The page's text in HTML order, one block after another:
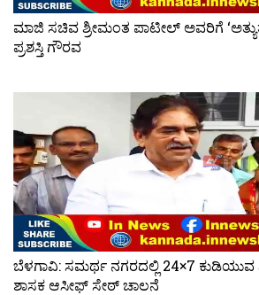
ಮಾಜಿ ಸಚಿವ ಶ್ರೀಮಂತ ಪಾಟೀಲ್ ಅವರಿಗೆ
ಪ್ರಶಸ್ತಿ ಗೌರವ
ಬೆಳಗಾವಿ: ಸಮರ್ಥ ನಗರದಲ್ಲಿ 24×7
ಶಾಸಕ ಆಸೀಫ್ ಸೇಠ್ ಚಾಲನೆ